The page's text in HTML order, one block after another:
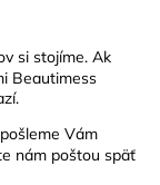
si stojíme. Ak
Beautimess
Vám
nám poštou späť